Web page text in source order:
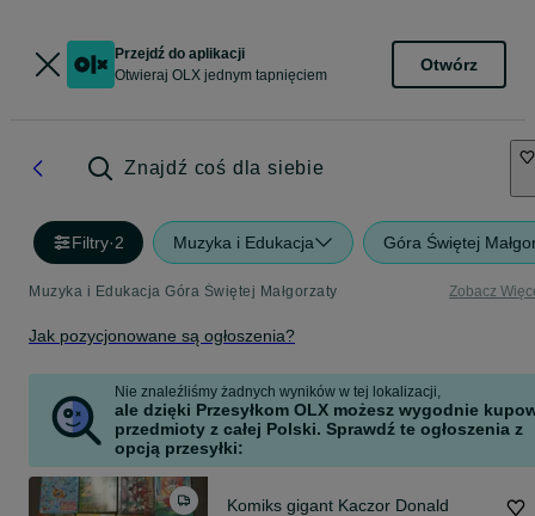
Przejdź do aplikacji
Otwieraj OLX jednym tapnięciem
Otwórz
Znajdź coś dla siebie
Filtry·2 Muzyka i Edukacja Góra Świętej
Muzyka i Edukacja Góra Świętej Małgorzaty Zobacz
Jak pozycjonowane są ogłoszenia?
Nie znaleźliśmy żadnych wyników w tej lokalizacji,
ale dzięki Przesyłkom OLX możesz wygodnie
przedmioty z całej Polski. Sprawdź te ogłoszenia z
opcją przesyłki:
Komiks gigant Kaczor Donald